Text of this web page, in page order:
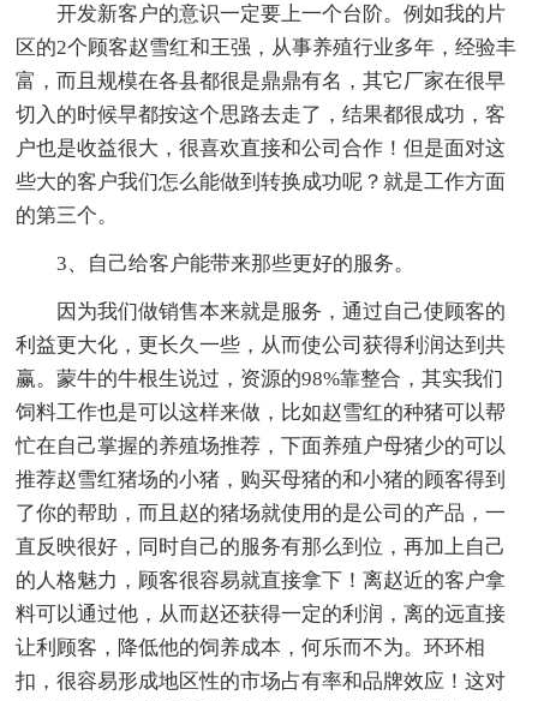
开发新客户的意识一定要上一个台阶。例如我的片
区的2个顾客赵雪红和王强，从事养殖行业多年，经验丰
富，而且规模在各县都很是鼎鼎有名，其它厂家在很早
切入的时候早都按这个思路去走了，结果都很成功，客
户也是收益很大，很喜欢直接和公司合作！但是面对这
些大的客户我们怎么能做到转换成功呢？就是工作方面
的第三个。
3、自己给客户能带来那些更好的服务。
因为我们做销售本来就是服务，通过自己使顾客的
利益更大化，更长久一些，从而使公司获得利润达到共
赢。蒙牛的牛根生说过，资源的98%靠整合，其实我们
饲料工作也是可以这样来做，比如赵雪红的种猪可以帮
忙在自己掌握的养殖场推荐，下面养殖户母猪少的可以
推荐赵雪红猪场的小猪，购买母猪的和小猪的顾客得到
了你的帮助，而且赵的猪场就使用的是公司的产品，一
直反映很好，同时自己的服务有那么到位，再加上自己
的人格魅力，顾客很容易就直接拿下！离赵近的客户拿
料可以通过他，从而赵还获得一定的利润，离的远直接
让利顾客，降低他的饲养成本，何乐而不为。环环相
扣，很容易形成地区性的市场占有率和品牌效应！这对